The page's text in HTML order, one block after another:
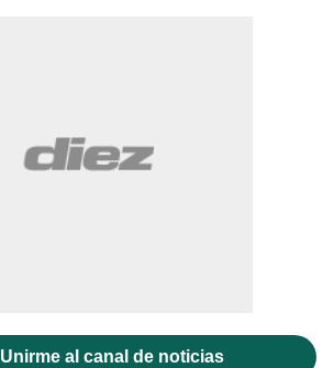
Unirme al canal de noticias